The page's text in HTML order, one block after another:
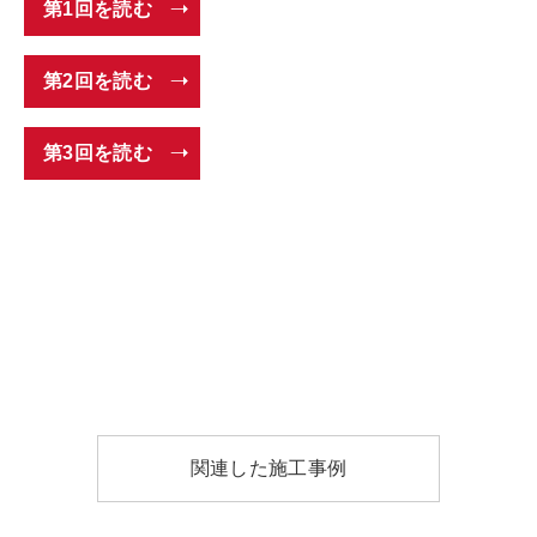
第1回を読む
第2回を読む
第3回を読む
関連した施工事例